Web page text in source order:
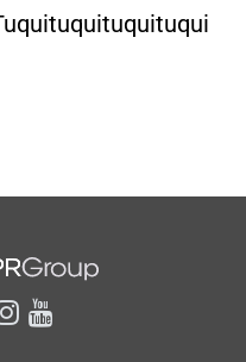
instagram
youtube